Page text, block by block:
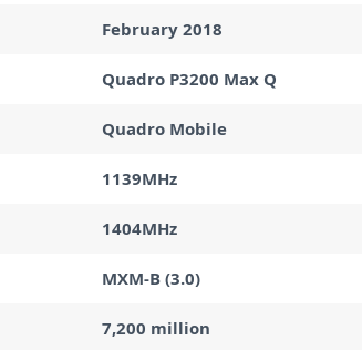
February 2018
Quadro P3200 Max Q
Quadro Mobile
1139MHz
1404MHz
MXM-B (3.0)
7,200 million